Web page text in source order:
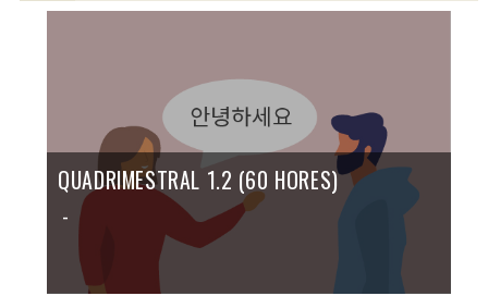
QUADRIMESTRAL 1.2 (60 HORES)
-